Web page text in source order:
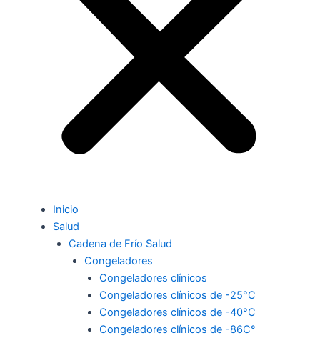
Inicio
Salud
Cadena de Frío Salud
Congeladores
Congeladores clínicos
Congeladores clínicos de -25°C
Congeladores clínicos de -40°C
Congeladores clínicos de -86C°